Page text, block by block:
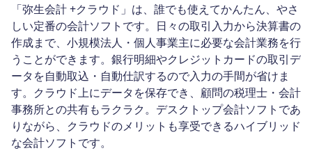
「弥生会計 +クラウド」は、誰でも使えてかんたん、やさ
しい定番の会計ソフトです。日々の取引入力から決算書の
作成まで、小規模法人・個人事業主に必要な会計業務を行
うことができます。銀行明細やクレジットカードの取引デ
ータを自動取込・自動仕訳するので入力の手間が省けま
す。クラウド上にデータを保存でき、顧問の税理士・会計
事務所との共有もラクラク。デスクトップ会計ソフトであ
りながら、クラウドのメリットも享受できるハイブリッド
な会計ソフトです。